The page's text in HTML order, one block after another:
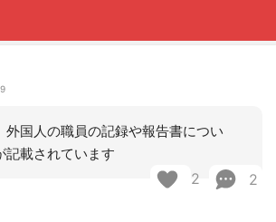
外国人の職員の記録や報告書につい
記載されています
2 2